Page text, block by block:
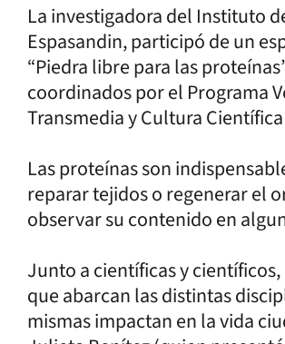
La investigadora del Instituto
Espasandin, participó de un
“Piedra libre para las
coordinados por el Programa
Transmedia y Cultura
Las proteínas son
reparar tejidos o regenerar el
observar su contenido en
Junto a científicas y
que abarcan las distintas
mismas impactan en la vida